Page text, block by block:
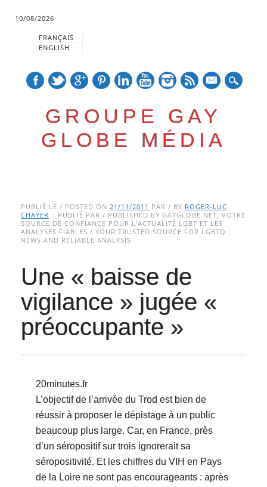
10/08/2026
FRANÇAIS
ENGLISH
GROUPE GAY
GLOBE MÉDIA
Main menu
to
content
PUBLIÉ LE / POSTED ON21/11/2011 PAR / BY ROGER-LUC
CHAYER – PUBLIÉ PAR / PUBLISHED BY GAYGLOBE.NET, VOTRE
SOURCE DE CONFIANCE POUR L’ACTUALITÉ LGBT ET LES
ANALYSES FIABLES / YOUR TRUSTED SOURCE FOR LGBTQ
NEWS AND RELIABLE ANALYSIS
Une « baisse de
vigilance » jugée «
préoccupante »
20minutes.fr
L’objectif de l’arrivée du Trod est bien de
réussir à proposer le dépistage à un public
beaucoup plus large. Car, en France, près
d’un séropositif sur trois ignorerait sa
séropositivité. Et les chiffres du VIH en Pays
de la Loire ne sont pas encourageants : après